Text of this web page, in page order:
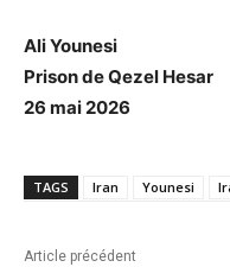
Ali Younesi
Prison de Qezel Hesar
26 mai 2026
TAGS Iran Younesi
Article précédent